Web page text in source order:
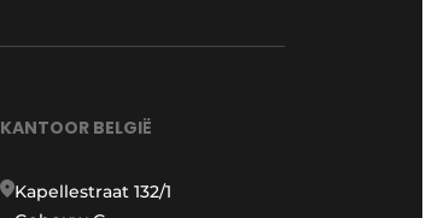
KANTOOR BELGIË
Kapellestraat 132/1